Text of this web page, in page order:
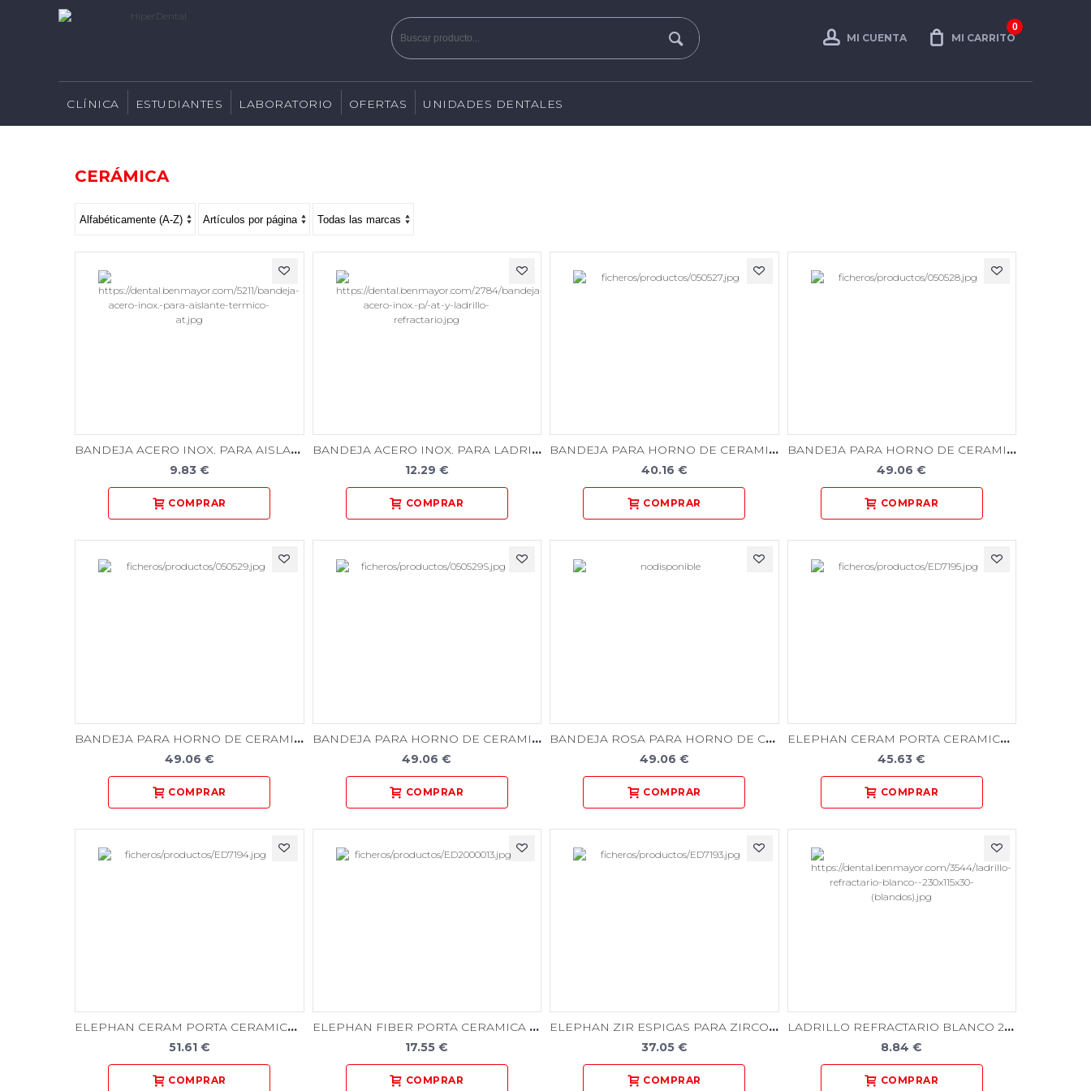
0
MI CARRITO
MI CUENTA
CLÍNICA ESTUDIANTES LABORATORIO OFERTAS UNIDADES DENTALES
CERÁMICA
BANDEJA ACERO INOX. PARA AISLANTE TERMICO AT
9.83 €
BANDEJA ACERO INOX. PARA LADRILLO REFRACTARIO
12.29 €
BANDEJA PARA HORNO DE CERAMICA (CARBONO)
40.16 €
BANDEJA PARA HORNO DE CERAMICA CON PINES - CILINDRICOS
49.06 €
BANDEJA PARA HORNO DE CERAMICA CON PINES - CONICOS
49.06 €
BANDEJA PARA HORNO DE CERAMICA CON PINES - SURTIDOS
49.06 €
BANDEJA ROSA PARA HORNO DE CERAMICA CON PINES
49.06 €
ELEPHAN CERAM PORTA CERAMICA CUADRADO 2U + 10 PINES SURTIDOS
45.63 €
ELEPHAN CERAM PORTA CERAMICA OCTOGONAL 2U + 10 PINES SURTIDOS
51.61 €
ELEPHAN FIBER PORTA CERAMICA DE FIBRA REFRACTARIA Novedad
17.55 €
ELEPHAN ZIR ESPIGAS PARA ZIRCONIO SURTIDOS 6U ( 2XA 2XB 2XC)
37.05 €
LADRILLO REFRACTARIO BLANCO 230X115X30 (BLANDOS)
8.84 €